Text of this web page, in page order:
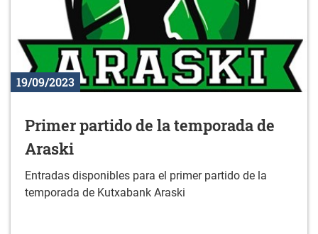
19/09/2023
Primer partido de la temporada de
Araski
Entradas disponibles para el primer partido de la
temporada de Kutxabank Araski